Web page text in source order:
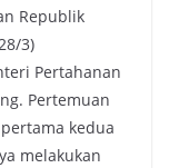
Republik
3)
Pertahanan
Pertemuan
kedua
melakukan